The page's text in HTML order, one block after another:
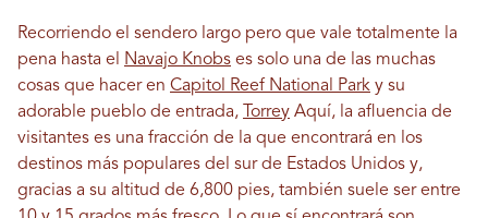
Recorriendo el sendero largo pero que vale totalmente la
pena hasta el
Navajo Knobs es solo una de las muchas
cosas que hacer en Capitol Reef National Park y su
adorable pueblo de entrada,
Torrey Aquí, la afluencia de
visitantes es una fracción de la que encontrará en los
destinos más populares del sur de Estados Unidos y,
gracias a su altitud de 6,800 pies, también suele ser entre